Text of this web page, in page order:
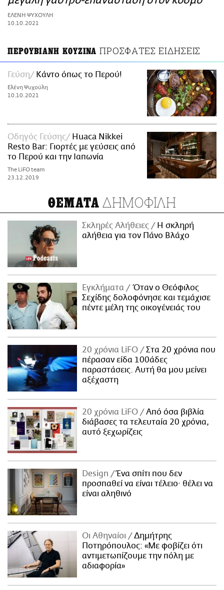
ΑΜΠΑ
PRINT
ΕΛΕΝΗ ΨΥΧΟΥΛΗ
10.10.2021
ΠΕΡΟΥΒΙΑΝΗ ΚΟΥΖΙΝΑ ΠΡΟΣΦΑΤΕΣ ΕΙΔΗΣΕΙΣ
Γεύση Κάντο όπως το Περού!
Ελένη Ψυχούλη
10.10.2021
Οδηγός Γεύσης
Huaca Nikkei
Resto Bar: Γιορτές με γεύσεις από
το Περού και την Ιαπωνία
The LiFO team
23.12.2019
ΘΕΜΑΤΑ ΔΗΜΟΦΙΛΗ
Σκληρές Αλήθειες
H σκληρή
αλήθεια για τον Πάνο Βλάχο
Εγκλήματα
Όταν ο Θεόφιλος
Σεχίδης δολοφόνησε και τεμάχισε
πέντε μέλη της οικογένειάς του
20 χρόνια LiFO
Στα 20 χρόνια που
πέρασαν είδα 100άδες
παραστάσεις. Αυτή θα μου μείνει
αξέχαστη
20 χρόνια LiFO
Από όσα βιβλία
διάβασες τα τελευταία 20 χρόνια,
αυτό ξεχωρίζεις
Design
Ένα σπίτι που δεν
προσπαθεί να είναι τέλειο· θέλει να
είναι αληθινό
Οι Αθηναίοι
Δημήτρης
Ποτηρόπουλος: «Με φοβίζει ότι
αντιμετωπίζουμε την πόλη με
αδιαφορία»